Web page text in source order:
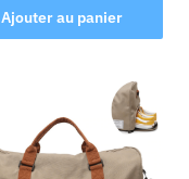
Ajouter au panier